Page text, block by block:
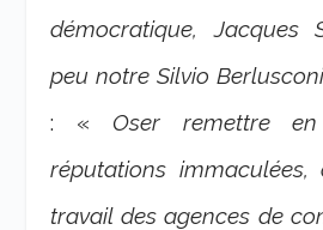
démocratique, Jacques
peu notre Silvio Berlusconi
: « Oser remettre
réputations immaculées,
travail des agences de